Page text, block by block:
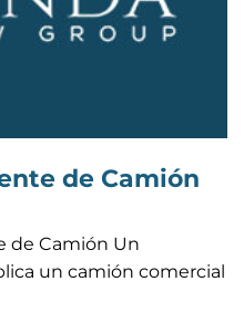
de Camión
de Camión Un
un camión comercial